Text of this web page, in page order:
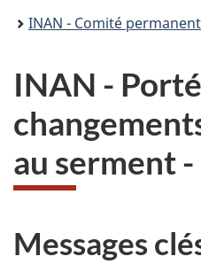
INAN - Comité permanent des affaires autochtones
INAN -
au serment
Messages